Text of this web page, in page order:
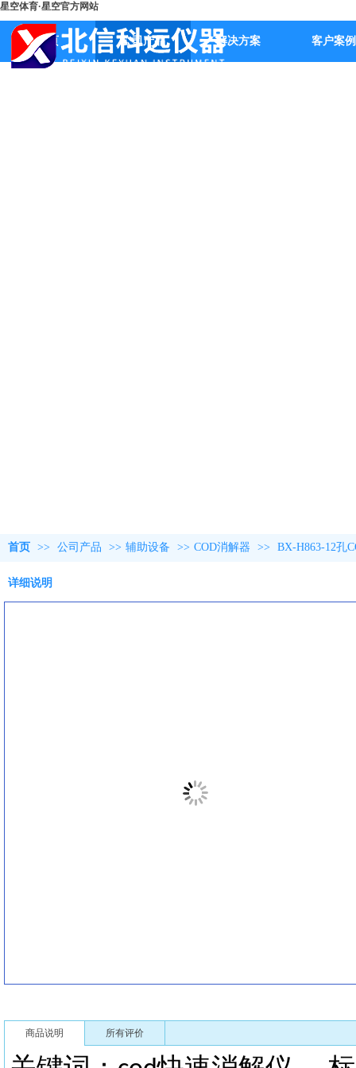
星空体育·星空官方网站
首页 公司产品 解决方案 客户案例
首页 >> 公司产品 >> 辅助设备 >> COD消解器 >> BX-H863-12孔
详细说明
商品说明 所有评价